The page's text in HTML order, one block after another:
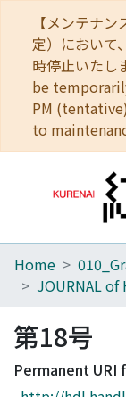
【メンテナ
定）において
時停止いた
be
PM
to
Home
Browse
Download
Home
第18号
Permanent